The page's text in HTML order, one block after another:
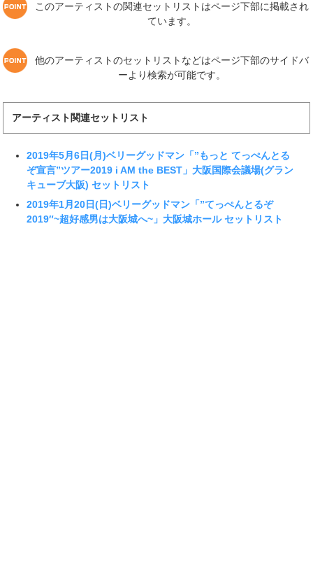
このアーティストの関連セットリストはページ下部に掲載され
ています。
他のアーティストのセットリストなどはページ下部のサイドバ
ーより検索が可能です。
アーティスト関連セットリスト
2019年5月6日(月)ベリーグッドマン「”もっと てっぺんとる
ぞ宣言”ツアー2019 i AM the BEST」大阪国際会議場(グラン
キューブ大阪) セットリスト
2019年1月20日(日)ベリーグッドマン「”てっぺんとるぞ
2019″~超好感男は大阪城へ~」大阪城ホール セットリスト